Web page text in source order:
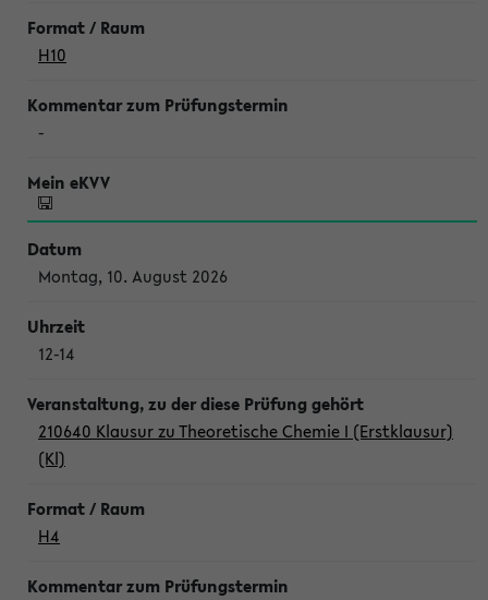
H10
-
Montag, 10. August 2026
12-14
210640 Klausur zu Theoretische Chemie I (Erstklausur)
(Kl)
H4